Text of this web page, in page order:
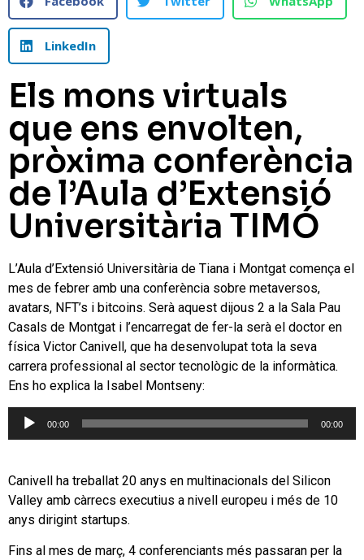
LinkedIn
Els mons virtuals
que ens envolten,
pròxima conferència
de l’Aula d’Extensió
Universitària TIMÓ
L’Aula d’Extensió Universitària de Tiana i Montgat comença el
mes de febrer amb una conferència sobre metaversos,
avatars, NFT’s i bitcoins. Serà aquest dijous 2 a la Sala Pau
Casals de Montgat i l’encarregat de fer-la serà el doctor en
física Victor Canivell, que ha desenvolupat tota la seva
carrera professional al sector tecnològic de la informàtica.
Ens ho explica la Isabel Montseny:
Reproductor
00:00 00:00
Canivell ha treballat 20 anys en multinacionals del Silicon
Valley amb càrrecs executius a nivell europeu i més de 10
anys dirigint startups.
Fins al mes de març, 4 conferenciants més passaran per la